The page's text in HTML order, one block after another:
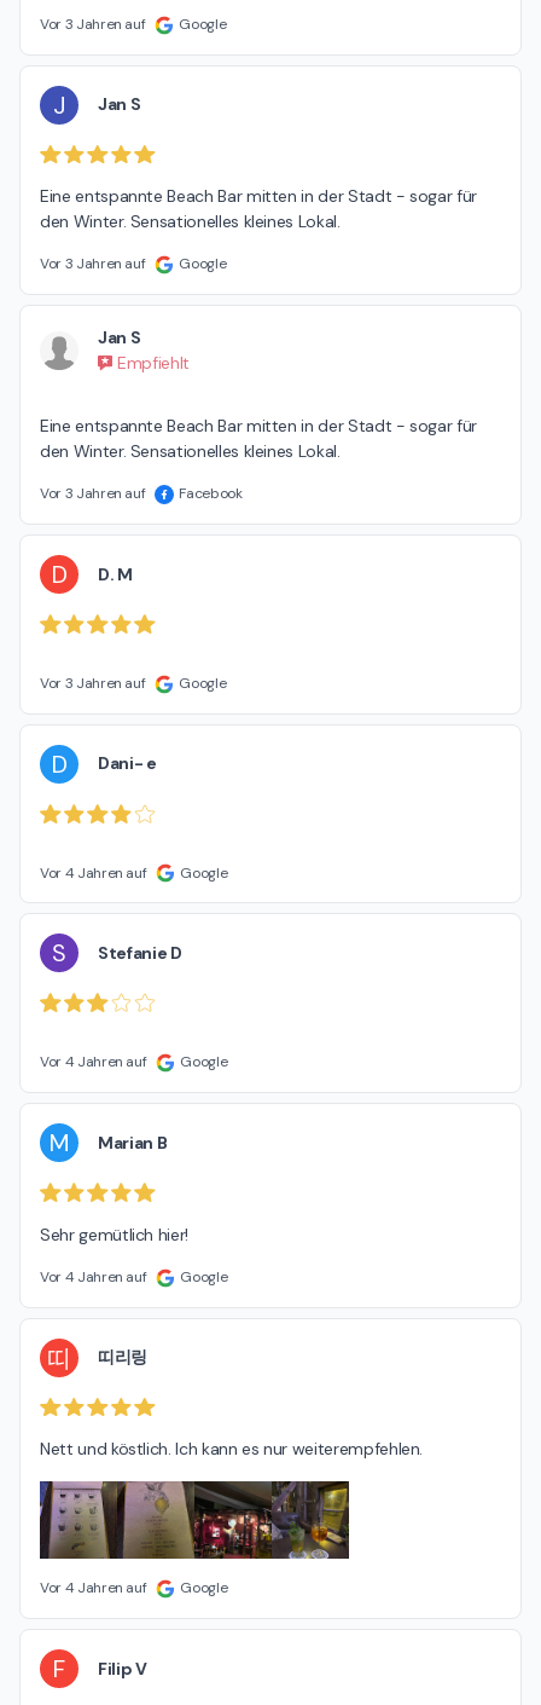
Vor 3 Jahren auf Google
J Jan S
Eine entspannte Beach Bar mitten in der Stadt - sogar für
den Winter. Sensationelles kleines Lokal.
Vor 3 Jahren auf Google
Jan S
Empfiehlt
Eine entspannte Beach Bar mitten in der Stadt - sogar für
den Winter. Sensationelles kleines Lokal.
Vor 3 Jahren auf Facebook
D D. M
Vor 3 Jahren auf Google
D Dani- e
Vor 4 Jahren auf Google
S Stefanie D
Vor 4 Jahren auf Google
M Marian B
Sehr gemütlich hier!
Vor 4 Jahren auf Google
띠 띠리링
Nett und köstlich. Ich kann es nur weiterempfehlen.
Vor 4 Jahren auf Google
F Filip V